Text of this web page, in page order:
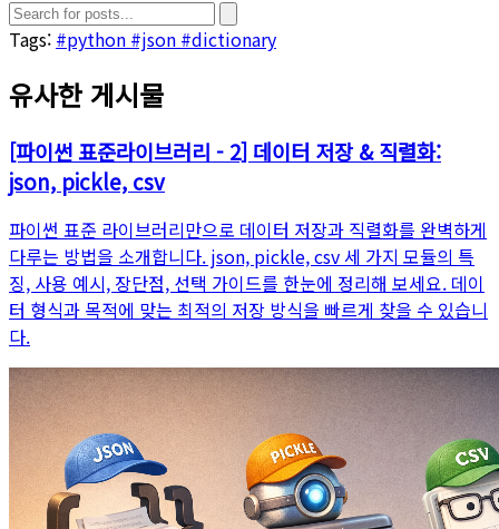
Tags: #python #json #dictionary
유사한 게시물
[파이썬 표준라이브러리 - 2] 데이터 저장 & 직렬화:
json, pickle, csv
파이썬 표준 라이브러리만으로 데이터 저장과 직렬화를 완벽하게
다루는 방법을 소개합니다. json, pickle, csv 세 가지 모듈의 특
징, 사용 예시, 장단점, 선택 가이드를 한눈에 정리해 보세요. 데이
터 형식과 목적에 맞는 최적의 저장 방식을 빠르게 찾을 수 있습니
다.